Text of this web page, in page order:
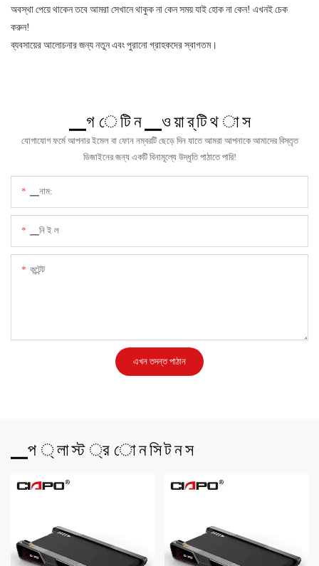
অবস্থা পেয়ে থাকেন তবে আমরা সেখানে থাকুক না কেন সময় যাই হোক না কেন! এখনই চেক
করুন!
ব্যবসায়ের আলোচনার জন্য নতুন এবং পুরানো গ্রাহকদের স্বাগতম।
▁গ ে টি ন ▁ও য়া র্ টি থ া স
যোগাযোগ ফর্মে আপনার ইমেল বা ফোন নম্বরটি ছেড়ে দিন যাতে আমরা আপনাকে আমাদের বিস্তৃত
ডিজাইনের জন্য একটি বিনামূল্যে উদ্ধৃতি পাঠাতে পারি!
▁নাম:
▁নি ই ল
কন্টেন্ট
এখন তদন্ত পাঠান
▁প ্ লা স্ট ্র ো ন সি ট ন স